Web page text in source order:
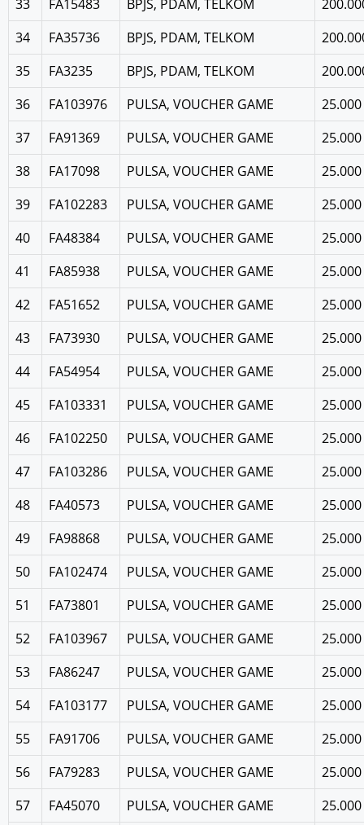
33 FA15483 BPJS, PDAM, TELKOM
34
FA35736 BPJS, PDAM, TELKOM
35
FA3235 BPJS, PDAM, TELKOM
36
FA103976 PULSA, VOUCHER GAME
25.000
37
FA91369 PULSA, VOUCHER GAME
25.000
38
FA17098 PULSA, VOUCHER GAME
25.000
39
FA102283 PULSA, VOUCHER GAME
25.000
40
FA48384 PULSA, VOUCHER GAME
25.000
41
FA85938 PULSA, VOUCHER GAME
25.000
42
FA51652 PULSA, VOUCHER GAME
25.000
43
FA73930 PULSA, VOUCHER GAME
25.000
44
FA54954 PULSA, VOUCHER GAME
25.000
45
FA103331 PULSA, VOUCHER GAME
25.000
46
FA102250 PULSA, VOUCHER GAME
25.000
47
FA103286 PULSA, VOUCHER GAME
25.000
48
FA40573 PULSA, VOUCHER GAME
25.000
49
FA98868 PULSA, VOUCHER GAME
25.000
50
FA102474 PULSA, VOUCHER GAME
25.000
51
FA73801 PULSA, VOUCHER GAME
25.000
52
FA103967 PULSA, VOUCHER GAME
25.000
53
FA86247 PULSA, VOUCHER GAME
25.000
54
FA103177 PULSA, VOUCHER GAME
25.000
55
FA91706 PULSA, VOUCHER GAME
25.000
56
FA79283 PULSA, VOUCHER GAME
25.000
57
FA45070 PULSA, VOUCHER GAME
25.000